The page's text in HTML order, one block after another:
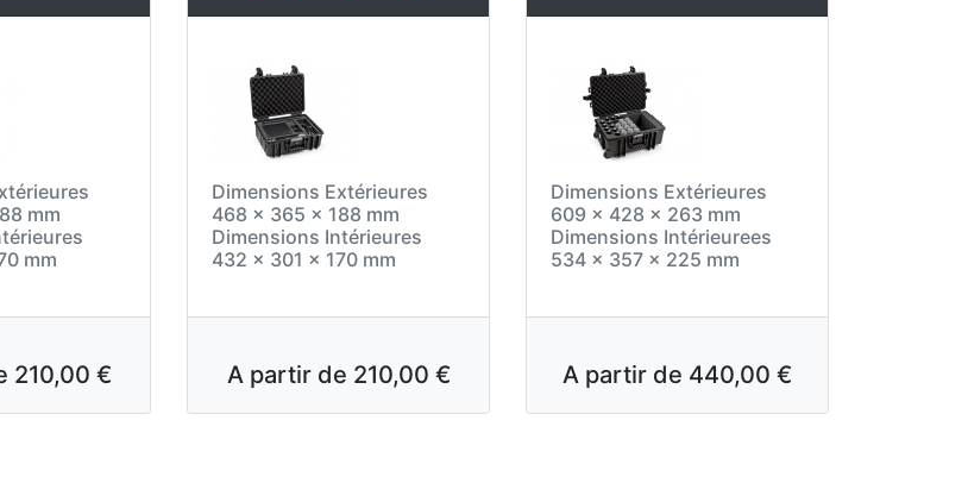
mm
mm
210,00 €
Dimensions Extérieures
468 x 365 x 188 mm
Dimensions Intérieures
432 x 301 x 170 mm
A partir de 210,00 €
Dimensions Extérieures
609 x 428 x 263 mm
Dimensions Intérieurees
534 x 357 x 225 mm
A partir de 440,00 €